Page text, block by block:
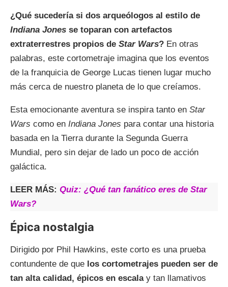
¿Qué sucedería si dos arqueólogos al estilo de
Indiana Jones se toparan con artefactos
extraterrestres propios de Star Wars? En otras
palabras, este cortometraje imagina que los eventos
de la franquicia de George Lucas tienen lugar mucho
más cerca de nuestro planeta de lo que creíamos.
Esta emocionante aventura se inspira tanto en Star
Wars como en Indiana Jones para contar una historia
basada en la Tierra durante la Segunda Guerra
Mundial, pero sin dejar de lado un poco de acción
galáctica.
LEER MÁS: Quiz: ¿Qué tan fanático eres de Star
Wars?
Épica nostalgia
Dirigido por Phil Hawkins, este corto es una prueba
contundente de que los cortometrajes pueden ser de
tan alta calidad, épicos en escalay tan llamativos